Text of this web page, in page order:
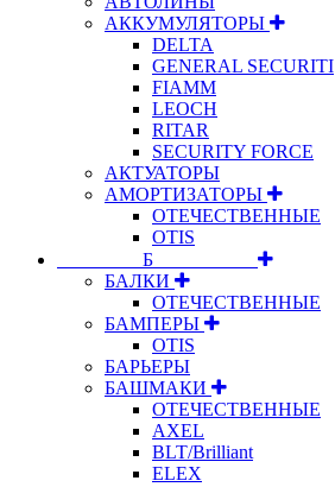
АККУМУЛЯТОРЫ
DELTA
GENERAL SECURITI
FIAMM
LEOCH
RITAR
SECURITY FORCE
АКТУАТОРЫ
АМОРТИЗАТОРЫ
ОТЕЧЕСТВЕННЫЕ
OTIS
⠀⠀⠀⠀⠀⠀Б⠀⠀⠀⠀⠀⠀⠀
БАЛКИ
ОТЕЧЕСТВЕННЫЕ
БАМПЕРЫ
OTIS
БАРЬЕРЫ
БАШМАКИ
ОТЕЧЕСТВЕННЫЕ
AXEL
BLT/Brilliant
ELEX